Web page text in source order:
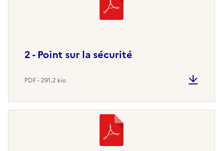
2 - Point sur la sécurité
PDF - 291.2 kio